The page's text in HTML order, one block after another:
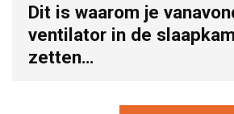
Dit is waarom je
ventilator in de
zetten…